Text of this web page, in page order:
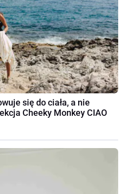
się do ciała, a nie
Cheeky Monkey CIAO